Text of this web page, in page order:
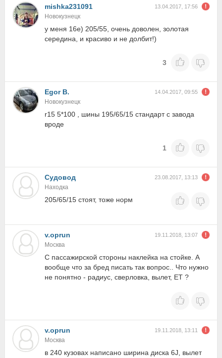
mishka231091
13.04.2017, 17:56
Новокузнецк
у меня 16е) 205/55, очень доволен, золотая
середина, и красиво и не долбит!)
3
Egor B. 14.04.2017, 09:55
Новокузнецк
r15 5*100 , шины 195/65/15 стандарт с завода
вроде
1
Судовод 23.08.2017, 13:13
Находка
205/65/15 стоят, тоже норм
v.oprun 19.11.2018, 13:07
Москва
С пассажирской стороны наклейка на стойке. А
вообще что за бред писать так вопрос.. Что нужно
не понятно - радиус, сверловка, вылет, ET ?
v.oprun 19.11.2018, 13:11
Москва
в 240 кузовах написано ширина диска 6J, вылет